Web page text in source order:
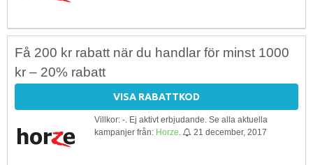
Få 200 kr rabatt när du handlar för minst 1000
kr – 20% rabatt
VISA RABATTKOD
Villkor: -. Ej aktivt erbjudande. Se alla aktuella
kampanjer från: Horze 21 december, 2017